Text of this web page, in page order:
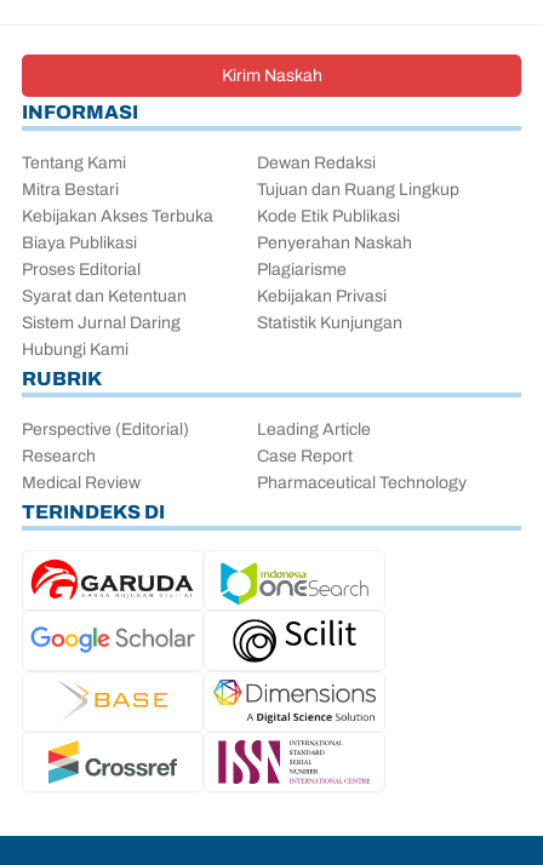
INFORMASI
Tentang Kami
Dewan Redaksi
Mitra Bestari
Tujuan dan Ruang Lingkup
Kebijakan Akses Terbuka
Kode Etik Publikasi
Biaya Publikasi
Penyerahan Naskah
Proses Editorial
Plagiarisme
Syarat dan Ketentuan
Kebijakan Privasi
Sistem Jurnal Daring
Statistik Kunjungan
Hubungi Kami
Kirim Naskah
RUBRIK
Perspective (Editorial)
Leading Article
Research
Case Report
Medical Review
Pharmaceutical Technology
TERINDEKS DI